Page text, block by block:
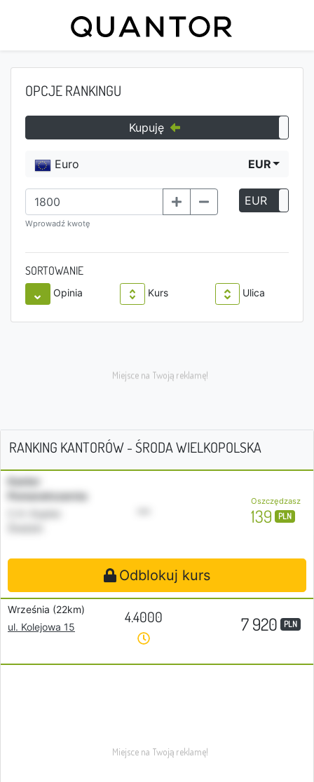
OPCJE RANKINGU
Kupuję
Euro EUR
Wprowadź kwotę
EUR
SORTOWANIE
Opinia Kurs Ulica
RANKING KANTORÓW - ŚRODA WIELKOPOLSKA
Kantor
Pomarańczarnia
C.H. Kupiec
•••
Oszczędzasz
139 PLN
Odblokuj kurs
Września (22km)
ul. Kolejowa 15
4.4000 7 920 PLN